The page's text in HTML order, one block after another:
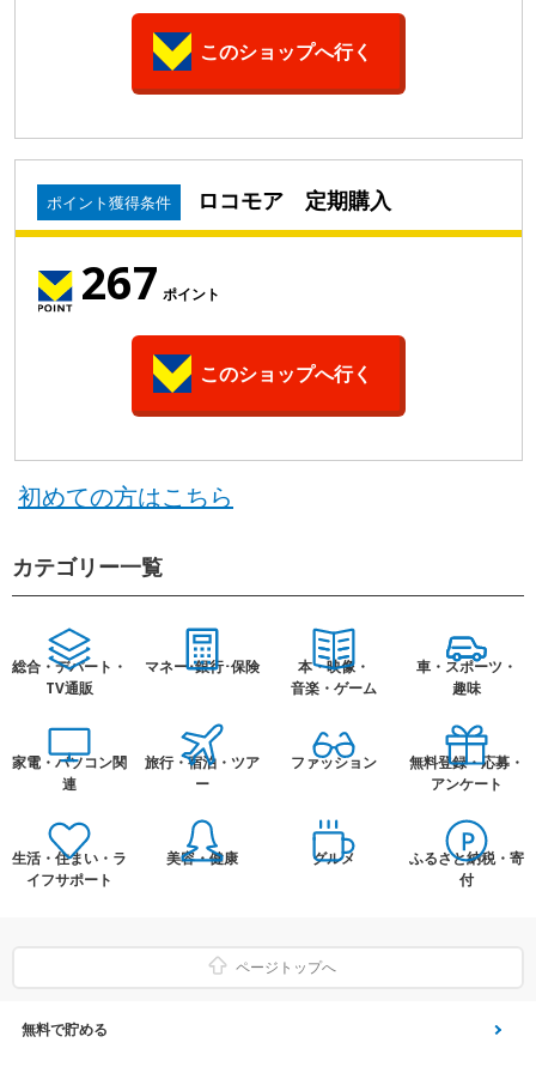
このショップへ行く
ポイント獲得条件 ロコモア 定期購入
267 ポイント
このショップへ行く
初めての方はこちら
カテゴリー一覧
総合・デパート・
TV通販
マネー･銀行･保険
本・映像・
音楽・ゲーム
車・スポーツ・
趣味
家電・パソコン関
連
旅行・宿泊・ツア
ー
ファッション
無料登録・応募・
アンケート
生活・住まい・ラ
イフサポート
美容・健康 グルメ
ふるさと納税・寄
付
ページトップへ
無料で貯める